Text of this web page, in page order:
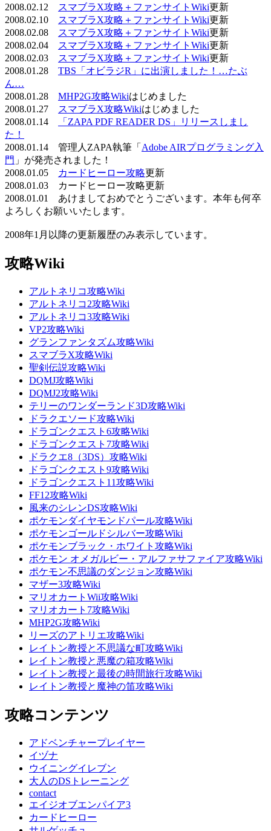
2008.02.12
スマブラX攻略＋ファンサイトWiki更新
2008.02.10
スマブラX攻略＋ファンサイトWiki更新
2008.02.08
スマブラX攻略＋ファンサイトWiki更新
2008.02.04
スマブラX攻略＋ファンサイトWiki更新
2008.02.03
スマブラX攻略＋ファンサイトWiki更新
2008.01.28 TBS「オビラジR」に出演しました！…たぶ
ん…
2008.01.28 MHP2G攻略Wikiはじめました
2008.01.27
スマブラX攻略Wikiはじめました
2008.01.14
「ZAPA PDF READER DS」リリースしまし
た！
2008.01.14 管理人ZAPA執筆「 Adobe AIRプログラミング入
門 」が発売されました！
2008.01.05
カードヒーロー攻略更新
2008.01.03 カードヒーロー攻略更新
2008.01.01 あけましておめでとうございます。本年も何卒
よろしくお願いいたします。
2008年1月以降の更新履歴のみ表示しています。
攻略Wiki
アルトネリコ攻略Wiki
アルトネリコ2攻略Wiki
アルトネリコ3攻略Wiki
VP2攻略Wiki
グランファンタズム攻略Wiki
スマブラX攻略Wiki
聖剣伝説攻略Wiki
DQMJ攻略Wiki
DQMJ2攻略Wiki
テリーのワンダーランド3D攻略Wiki
ドラクエソード攻略Wiki
ドラゴンクエスト6攻略Wiki
ドラゴンクエスト7攻略Wiki
ドラクエ8（3DS）攻略Wiki
ドラゴンクエスト9攻略Wiki
ドラゴンクエスト11攻略Wiki
FF12攻略Wiki
風来のシレンDS攻略Wiki
ポケモンダイヤモンドパール攻略Wiki
ポケモンゴールドシルバー攻略Wiki
ポケモンブラック・ホワイト攻略Wiki
ポケモン オメガルビー・アルファサファイア攻略Wiki
ポケモン不思議のダンジョン攻略Wiki
マザー3攻略Wiki
マリオカートWii攻略Wiki
マリオカート7攻略Wiki
MHP2G攻略Wiki
リーズのアトリエ攻略Wiki
レイトン教授と不思議な町攻略Wiki
レイトン教授と悪魔の箱攻略Wiki
レイトン教授と最後の時間旅行攻略Wiki
レイトン教授と魔神の笛攻略Wiki
攻略コンテンツ
アドベンチャープレイヤー
イヅナ
ウイニングイレブン
大人のDSトレーニング
contact
エイジオブエンパイア3
カードヒーロー